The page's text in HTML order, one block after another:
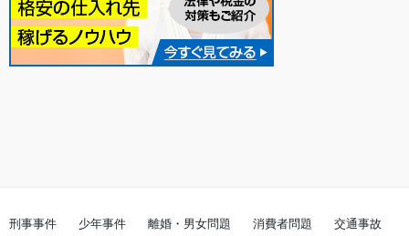
刑事事件 少年事件 離婚・男女問題 消費者問題
交通事故